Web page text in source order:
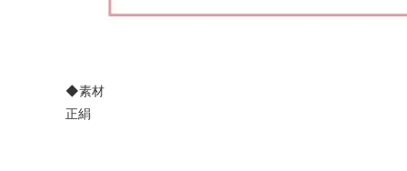
◆素材
正絹